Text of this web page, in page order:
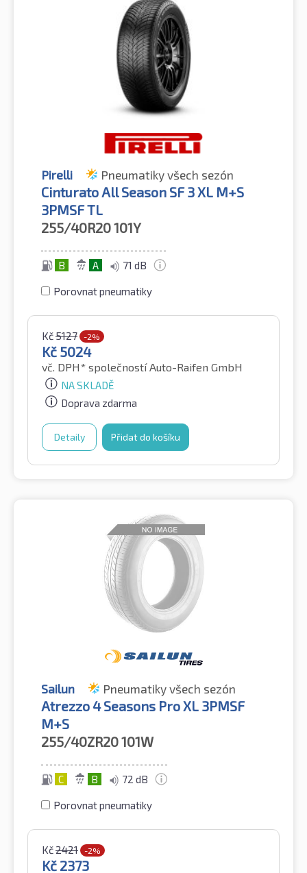
Pirelli Pneumatiky všech sezón
Cinturato All Season SF 3 XL M+S
3PMSF TL
255/40R20101Y
B A 71 dB
Porovnat pneumatiky
Kč5127 -2%
Kč 5024
vč. DPH* společností Auto-Raifen GmbH
NA SKLADĚ
Doprava zdarma
Detaily Přidat do košíku
Sailun Pneumatiky všech sezón
Atrezzo 4 Seasons Pro XL 3PMSF
M+S
255/40ZR20101W
C B 72 dB
Porovnat pneumatiky
Kč2421 -2%
Kč 2373